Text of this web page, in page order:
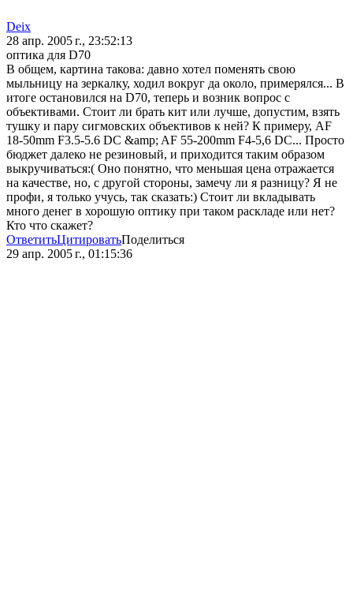
Deix
28 апр. 2005 г., 23:52:13
оптика для D70
В общем, картина такова: давно хотел поменять свою
мыльницу на зеркалку, ходил вокруг да около, примерялся... В
итоге остановился на D70, теперь и возник вопрос с
объективами. Стоит ли брать кит или лучше, допустим, взять
тушку и пару сигмовских объективов к ней? К примеру, AF
18-50mm F3.5-5.6 DC &amp; AF 55-200mm F4-5,6 DC... Просто
бюджет далеко не резиновый, и приходится таким образом
выкручиваться:( Оно понятно, что меньшая цена отражается
на качестве, но, с другой стороны, замечу ли я разницу? Я не
профи, я только учусь, так сказать:) Стоит ли вкладывать
много денег в хорошую оптику при таком раскладе или нет?
Кто что скажет?
ОтветитьЦитироватьПоделиться
29 апр. 2005 г., 01:15:36